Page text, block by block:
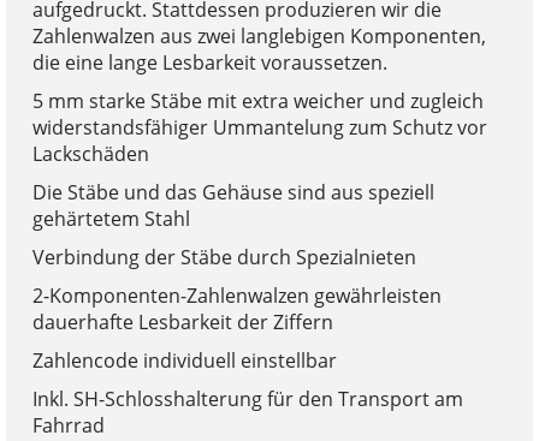
aufgedruckt. Stattdessen produzieren wir die
Zahlenwalzen aus zwei langlebigen Komponenten,
die eine lange Lesbarkeit voraussetzen.
5 mm starke Stäbe mit extra weicher und zugleich
widerstandsfähiger Ummantelung zum Schutz vor
Lackschäden
Die Stäbe und das Gehäuse sind aus speziell
gehärtetem Stahl
Verbindung der Stäbe durch Spezialnieten
2-Komponenten-Zahlenwalzen gewährleisten
dauerhafte Lesbarkeit der Ziffern
Zahlencode individuell einstellbar
Inkl. SH-Schlosshalterung für den Transport am
Fahrrad